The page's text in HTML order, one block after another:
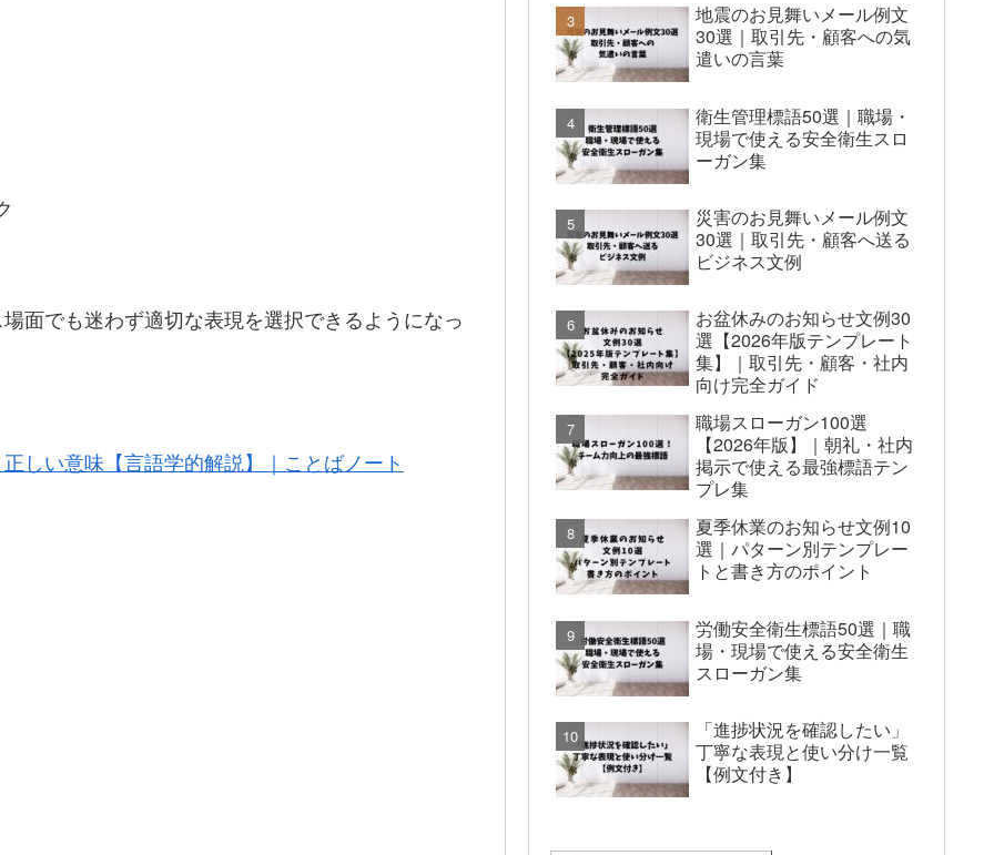
面でも迷わず適切な表現を選択できるようになっ
しい意味【言語学的解説】｜ことばノート
地震のお見舞いメール例文
30選｜取引先・顧客への気
遣いの言葉
衛生管理標語50選｜職場・
現場で使える安全衛生スロ
ーガン集
災害のお見舞いメール例文
30選｜取引先・顧客へ送る
ビジネス文例
お盆休みのお知らせ文例30
選【2026年版テンプレート
集】｜取引先・顧客・社内
向け完全ガイド
職場スローガン100選
【2026年版】｜朝礼・社内
掲示で使える最強標語テン
プレ集
夏季休業のお知らせ文例10
選｜パターン別テンプレー
トと書き方のポイント
労働安全衛生標語50選｜職
場・現場で使える安全衛生
スローガン集
「進捗状況を確認したい」
丁寧な表現と使い分け一覧
【例文付き】